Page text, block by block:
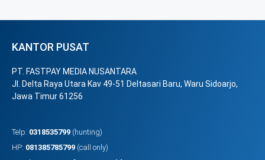
KANTOR PUSAT
PT. FASTPAY MEDIA NUSANTARA
Jl. Delta Raya Utara Kav 49-51 Deltasari Baru, Waru Sidoarjo,
Jawa Timur 61256
Telp: 0318535799 (hunting)
HP: 081385785799 (call only)